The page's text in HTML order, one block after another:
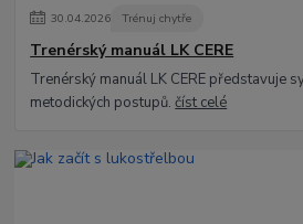
30.04.2026 Trénuj chytře
Trenérský manuál LK CERE
Trenérský manuál LK CERE představuje
metodických postupů.číst celé